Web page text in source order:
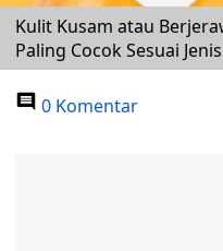
Kulit Kusam atau
Paling Cocok Sesuai
0 Komentar